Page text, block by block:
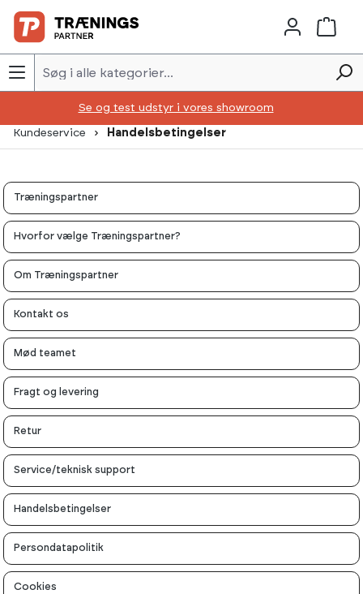
Skip to main content
Se og test udstyr i vores showroom
Kundeservice Handelsbetingelser
Træningspartner
Hvorfor vælge Træningspartner?
Om Træningspartner
Kontakt os
Mød teamet
Fragt og levering
Retur
Service/teknisk support
Handelsbetingelser
Persondatapolitik
Cookies